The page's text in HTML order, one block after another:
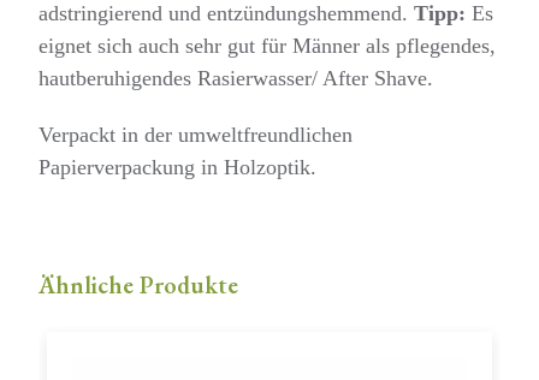
adstringierend und entzündungshemmend.Tipp: Es
eignet sich auch sehr gut für Männer als pflegendes,
hautberuhigendes Rasierwasser/ After Shave.
Verpackt in der umweltfreundlichen
Papierverpackung in Holzoptik.
Ähnliche Produkte